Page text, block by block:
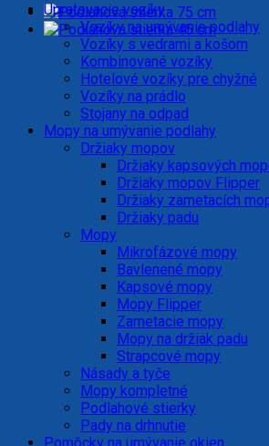
Upratovacie vozíky
Vozíky na umývanie podlahy
Vozíky s vedrami a košom
Kombinované vozíky
Hotelové vozíky pre chyžné
Vozíky na prádlo
Stojany na odpad
Mopy na umývanie podlahy
Držiaky mopov
Držiaky kapsových
Držiaky mopov Flipper
Držiaky zametacích
Držiaky padu
Mopy
Mikrofázové mopy
Bavlenené mopy
Kapsové mopy
Mopy Flipper
Zametacie mopy
Mopy na držiak padu
Strapcové mopy
Násady a tyče
Mopy kompletné
Podlahové stierky
Pady na drhnutie